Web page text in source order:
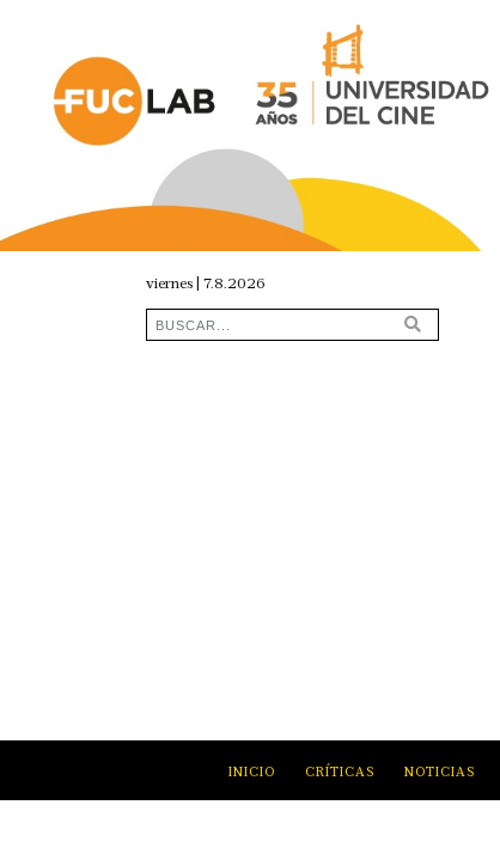
viernes | 7.8.2026
INICIO CRÍTICAS NOTICIAS